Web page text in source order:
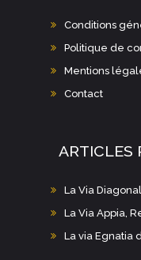
Conditions
Politique de
Mentions
Contact
ARTICLES
La Via
La Via Appia,
La via Egnatia